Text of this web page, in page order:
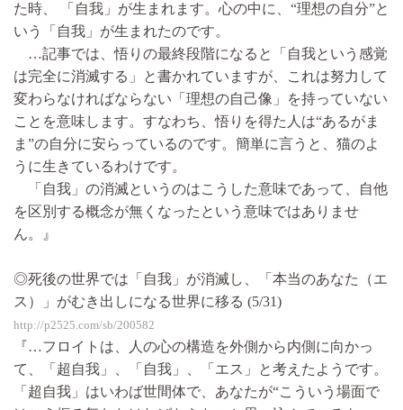
た時、 「自我」が生まれます。心の中に、“理想の自分”と
いう「自我」が生まれたのです。
…記事では、悟りの最終段階になると「自我という感覚
は完全に消滅する」と書かれていますが、これは努力して
変わらなければならない「理想の自己像」を持っていない
ことを意味します。すなわち、悟りを得た人は“あるがま
ま”の自分に安らっているのです。簡単に言うと、猫のよ
うに生きているわけです。
「自我」の消滅というのはこうした意味であって、自他
を区別する概念が無くなったという意味ではありませ
ん。』
◎死後の世界では「自我」が消滅し、「本当のあなた（エ
ス）」がむき出しになる世界に移る (5/31)
http://p2525.com/sb/200582
『…フロイトは、人の心の構造を外側から内側に向かっ
て、「超自我」、「自我」、「エス」と考えたようです。
「超自我」はいわば世間体で、あなたが“こういう場面で